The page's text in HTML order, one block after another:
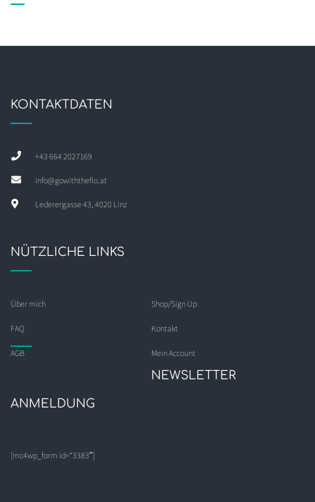
KONTAKTDATEN
+43 664 2027169
info@gowiththeflo.at
Lederergasse 43, 4020 Linz
NÜTZLICHE LINKS
Über mich Shop/Sign Up
FAQ Kontakt
AGB Mein Account
NEWSLETTER
ANMELDUNG
[mc4wp_form id=“3383″]